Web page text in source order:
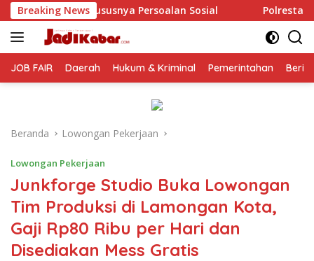
Langsung
ke
konten
Breaking News
Persoalan Sosial Polresta Malang Kota Gelar
JOB FAIR Daerah Hukum & Kriminal Pemerintahan
Beranda Lowongan Pekerjaan
Lowongan Pekerjaan
Junkforge Studio Buka Lowongan
Tim Produksi di Lamongan Kota,
Gaji Rp80 Ribu per Hari dan
Disediakan Mess Gratis